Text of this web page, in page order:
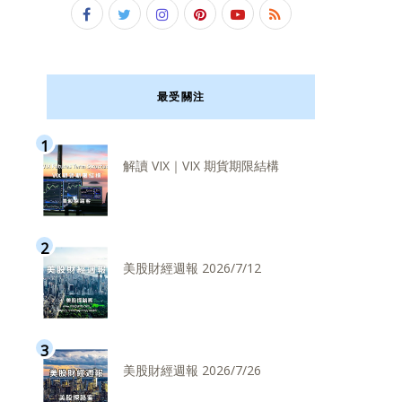
最受關注
解讀 VIX｜VIX 期貨期限結構
美股財經週報 2026/7/12
美股財經週報 2026/7/26